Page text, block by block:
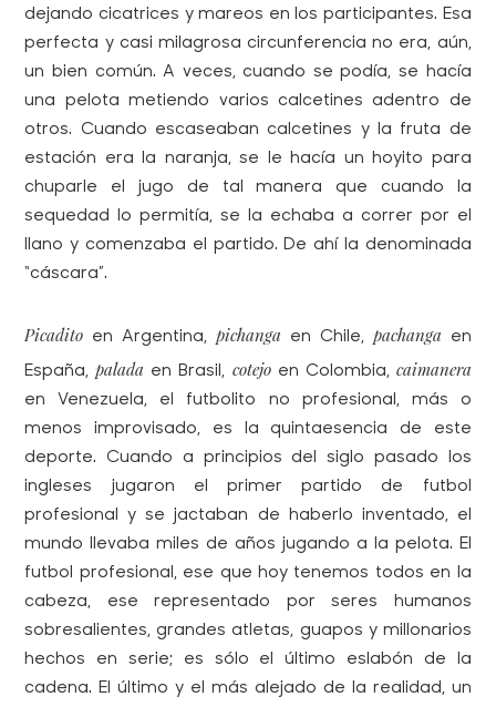
dejando cicatrices y mareos en los participantes. Esa
perfecta y casi milagrosa circunferencia no era, aún,
un bien común. A veces, cuando se podía, se hacía
una pelota metiendo varios calcetines adentro de
otros. Cuando escaseaban calcetines y la fruta de
estación era la naranja, se le hacía un hoyito para
chuparle el jugo de tal manera que cuando la
sequedad lo permitía, se la echaba a correr por el
llano y comenzaba el partido. De ahí la denominada
“cáscara”.
Picadito en Argentina,pichanga en Chile, pachanga en
España,palada en Brasil, cotejoen Colombia, caimanera
en Venezuela, el futbolito no profesional, más o
menos improvisado, es la quintaesencia de este
deporte. Cuando a principios del siglo pasado los
ingleses jugaron el primer partido de futbol
profesional y se jactaban de haberlo inventado, el
mundo llevaba miles de años jugando a la pelota. El
futbol profesional, ese que hoy tenemos todos en la
cabeza, ese representado por seres humanos
sobresalientes, grandes atletas, guapos y millonarios
hechos en serie; es sólo el último eslabón de la
cadena. El último y el más alejado de la realidad, un